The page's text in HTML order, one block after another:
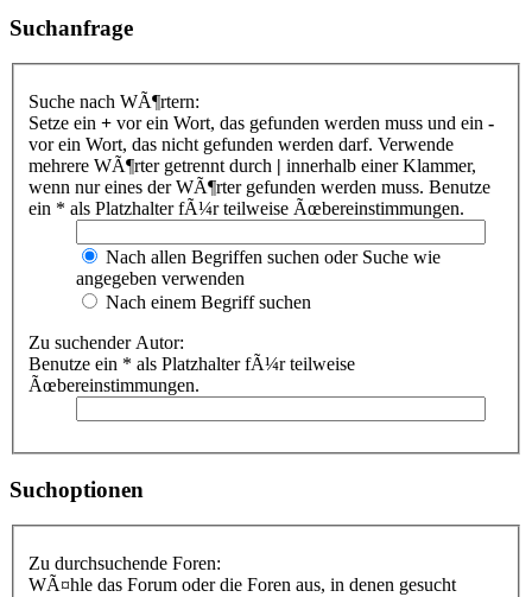
Suchanfrage
Suche nach WÃ¶rtern:
Setze ein + vor ein Wort, das gefunden werden muss und ein -
vor ein Wort, das nicht gefunden werden darf. Verwende
mehrere WÃ¶rter getrennt durch | innerhalb einer Klammer,
wenn nur eines der WÃ¶rter gefunden werden muss. Benutze
ein * als Platzhalter fÃ¼r teilweise Ãœbereinstimmungen.
Nach allen Begriffen suchen oder Suche wie
angegeben verwenden
Nach einem Begriff suchen
Zu suchender Autor:
Benutze ein * als Platzhalter fÃ¼r teilweise
Ãœbereinstimmungen.
Suchoptionen
Zu durchsuchende Foren:
WÃ¤hle das Forum oder die Foren aus, in denen gesucht